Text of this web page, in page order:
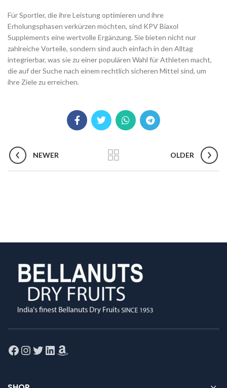
Für Sportler, die ihre Leistung optimieren und ihre
Erholungsphasen verkürzen möchten, sind KPV Biaxol
Supplements eine wertvolle Ergänzung. Sie bieten nicht nur
zahlreiche Vorteile, sondern sind auch einfach in den Alltag
integrierbar, was sie zu einer populären Wahl für Athleten macht,
die auf der Suche nach einem rechtlich sicheren Mittel sind, um
ihre Ziele zu erreichen.
NEWER OLDER
Facebook
Instagram
Twitter
LinkedIn
Amazon